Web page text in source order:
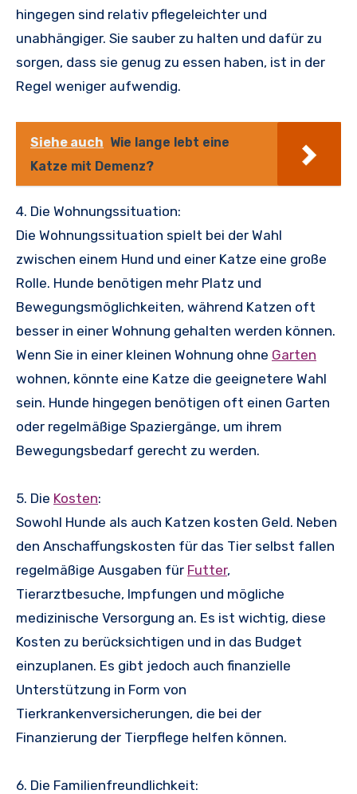
hingegen sind relativ pflegeleichter und
unabhängiger. Sie sauber zu halten und dafür zu
sorgen, dass sie genug zu essen haben, ist in der
Regel weniger aufwendig.
Siehe auch Wie lange lebt eine
Katze mit Demenz?
4. Die Wohnungssituation:
Die Wohnungssituation spielt bei der Wahl
zwischen einem Hund und einer Katze eine große
Rolle. Hunde benötigen mehr Platz und
Bewegungsmöglichkeiten, während Katzen oft
besser in einer Wohnung gehalten werden können.
Wenn Sie in einer kleinen Wohnung ohne Garten
wohnen, könnte eine Katze die geeignetere Wahl
sein. Hunde hingegen benötigen oft einen Garten
oder regelmäßige Spaziergänge, um ihrem
Bewegungsbedarf gerecht zu werden.
5. Die Kosten:
Sowohl Hunde als auch Katzen kosten Geld. Neben
den Anschaffungskosten für das Tier selbst fallen
regelmäßige Ausgaben für Futter,
Tierarztbesuche, Impfungen und mögliche
medizinische Versorgung an. Es ist wichtig, diese
Kosten zu berücksichtigen und in das Budget
einzuplanen. Es gibt jedoch auch finanzielle
Unterstützung in Form von
Tierkrankenversicherungen, die bei der
Finanzierung der Tierpflege helfen können.
6. Die Familienfreundlichkeit: